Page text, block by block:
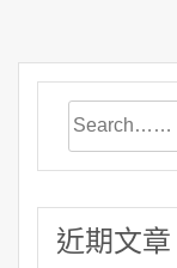
近期文章